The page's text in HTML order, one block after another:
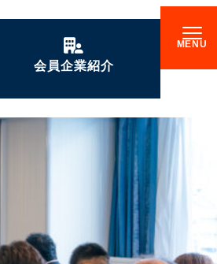
会員企業紹介
GENKIな会員企業の
ご紹介